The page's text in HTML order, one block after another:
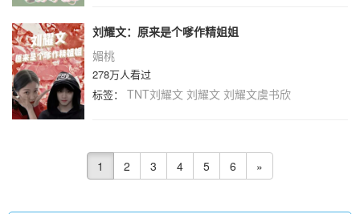
刘耀文：原来是个嗲作精姐姐
媚桃
278万人看过
标签： TNT刘耀文 刘耀文 刘耀文虞书欣
1 2 3 4 5 6 »